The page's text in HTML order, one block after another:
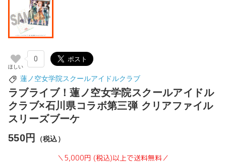
0
蓮ノ空女学院スクールアイドルクラブ
ラブライブ！蓮ノ空女学院スクールアイドル
クラブ×石川県コラボ第三弾 クリアファイル
スリーズブーケ
550円
（税込）
＼5,000円 (税込)以上で送料無料／